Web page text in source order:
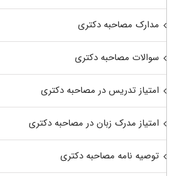
مدارک مصاحبه دکتری
سوالات مصاحبه دکتری
امتیاز تدریس در مصاحبه دکتری
امتیاز مدرک زبان در مصاحبه دکتری
توصیه نامه مصاحبه دکتری